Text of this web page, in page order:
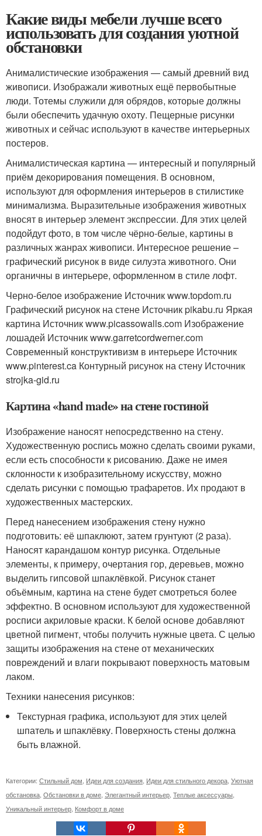
Какие виды мебели лучше всего
использовать для создания уютной
обстановки
Анималистические изображения — самый древний вид
живописи. Изображали животных ещё первобытные
люди. Тотемы служили для обрядов, которые должны
были обеспечить удачную охоту. Пещерные рисунки
животных и сейчас используют в качестве интерьерных
постеров.
Анималистическая картина — интересный и популярный
приём декорирования помещения. В основном,
используют для оформления интерьеров в стилистике
минимализма. Выразительные изображения животных
вносят в интерьер элемент экспрессии. Для этих целей
подойдут фото, в том числе чёрно-белые, картины в
различных жанрах живописи. Интересное решение –
графический рисунок в виде силуэта животного. Они
органичны в интерьере, оформленном в стиле лофт.
Черно-белое изображение Источник www.topdom.ru
Графический рисунок на стене Источник pikabu.ru Яркая
картина Источник www.picassowalls.com Изображение
лошадей Источник www.garretcordwerner.com
Современный конструктивизм в интерьере Источник
www.pinterest.ca Контурный рисунок на стену Источник
strojka-gid.ru
Картина «hand made» на стене гостиной
Изображение наносят непосредственно на стену.
Художественную роспись можно сделать своими руками,
если есть способности к рисованию. Даже не имея
склонности к изобразительному искусству, можно
сделать рисунки с помощью трафаретов. Их продают в
художественных мастерских.
Перед нанесением изображения стену нужно
подготовить: её шпаклюют, затем грунтуют (2 раза).
Наносят карандашом контур рисунка. Отдельные
элементы, к примеру, очертания гор, деревьев, можно
выделить гипсовой шпаклёвкой. Рисунок станет
объёмным, картина на стене будет смотреться более
эффектно. В основном используют для художественной
росписи акриловые краски. К белой основе добавляют
цветной пигмент, чтобы получить нужные цвета. С целью
защиты изображения на стене от механических
повреждений и влаги покрывают поверхность матовым
лаком.
Техники нанесения рисунков:
Текстурная графика, используют для этих целей
шпатель и шпаклёвку. Поверхность стены должна
быть влажной.
Категории: Стильный дом Идеи для создания Идеи для стильного декора Уютная
обстановка Обстановки в доме Элегантный интерьер Теплые аксессуары
Уникальный интерьер Комфорт в доме